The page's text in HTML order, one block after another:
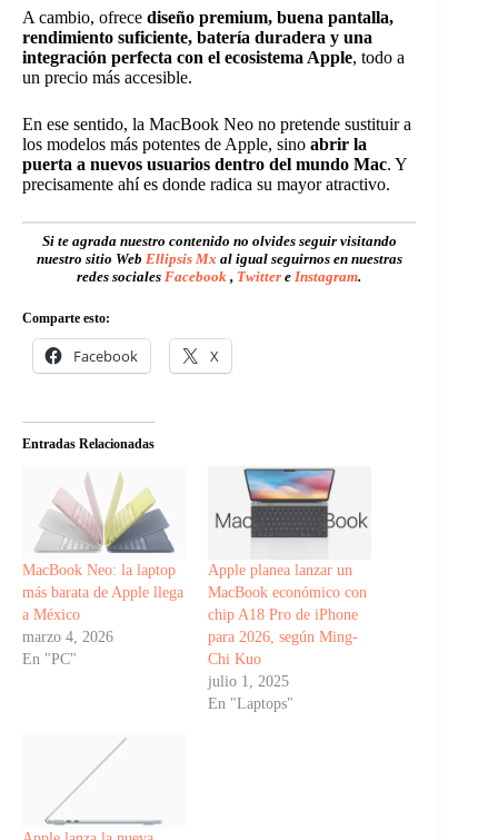
A cambio, ofrece diseño premium, buena pantalla,
rendimiento suficiente, batería duradera y una
integración perfecta con el ecosistema Apple, todo a
un precio más accesible.
En ese sentido, la MacBook Neo no pretende sustituir a
los modelos más potentes de Apple, sino abrir la
puerta a nuevos usuarios dentro del mundo Mac. Y
precisamente ahí es donde radica su mayor atractivo.
Si te agrada nuestro contenido no olvides seguir visitando
nuestro sitio Web Ellipsis Mx al igual seguirnos en nuestras
redes sociales Facebook , Twitter e Instagram.
Comparte esto:
Facebook X
Entradas Relacionadas
MacBook Neo: la laptop
más barata de Apple llega
a México
marzo 4, 2026
En "PC"
Apple planea lanzar un
MacBook económico con
chip A18 Pro de iPhone
para 2026, según Ming-
Chi Kuo
julio 1, 2025
En "Laptops"